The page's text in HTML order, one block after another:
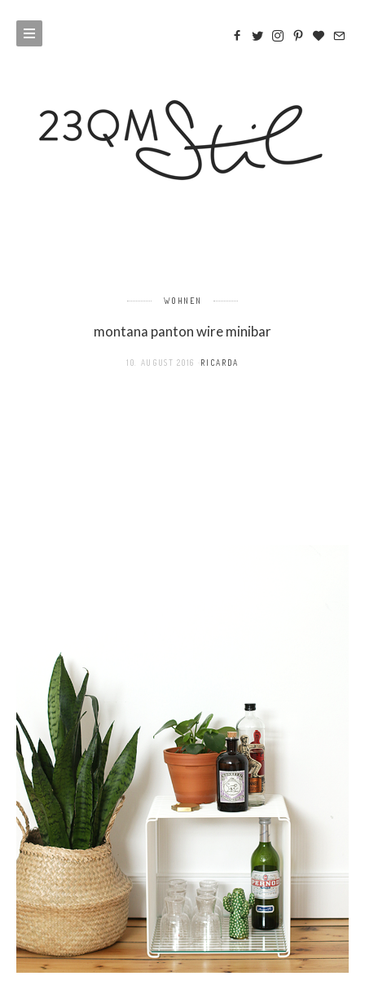
WOHNEN
montana panton wire minibar
10. AUGUST 2016 RICARDA